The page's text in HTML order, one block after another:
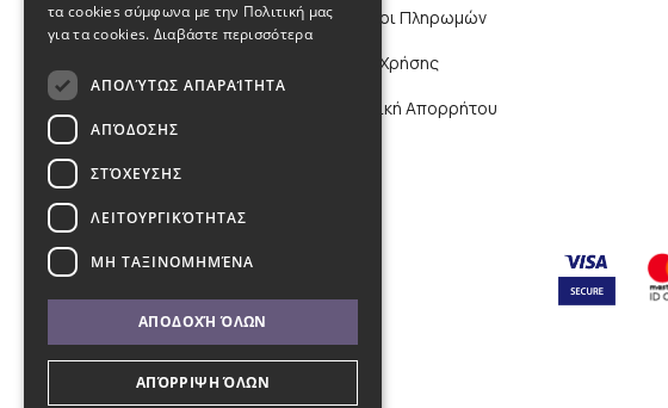
Τρόποι Πληρωμών
Όροι Χρήσης
Πολιτική Απορρήτου
τα cookies σύμφωνα με την Πολιτική μας
για τα cookies. Διαβάστε περισσότερα
ΑΠΟΛΎΤΩΣ ΑΠΑΡΑΊΤΗΤΑ
ΑΠΌΔΟΣΗΣ
ΣΤΌΧΕΥΣΗΣ
ΛΕΙΤΟΥΡΓΙΚΌΤΗΤΑΣ
ΜΗ ΤΑΞΙΝΟΜΗΜΈΝΑ
ΑΠΟΔΟΧΉ ΌΛΩΝ
ΑΠΌΡΡΙΨΗ ΌΛΩΝ